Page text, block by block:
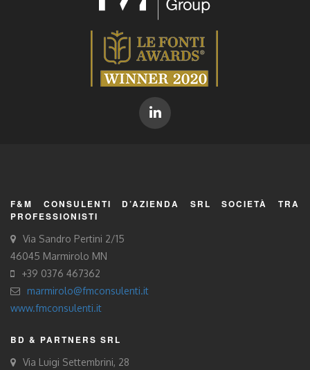
F&M CONSULENTI D’AZIENDA SRL SOCIETÀ TRA
PROFESSIONISTI
Via Sandro Pertini 2/15
46045 Marmirolo MN
+39 0376 467362
marmirolo@fmconsulenti.it
www.fmconsulenti.it
BD & PARTNERS SRL
Via Luigi Settembrini, 28